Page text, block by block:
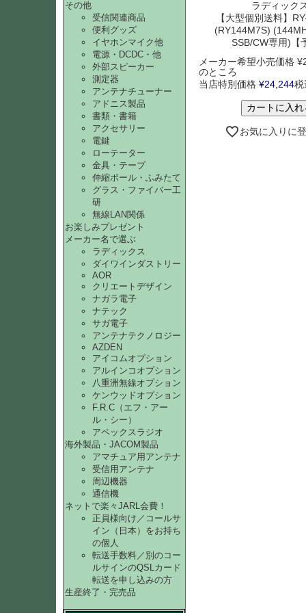
その他
受信関連商品
便利グッズ
イヤホンマイク他
電源・DCDC・他
外部スピーカー
測定器
アンテナチューナー
アドニス製品
書類・書籍
アクセサリー
電鍵
ローテーター
金具・テープ
伸縮ポール・ふみたて
グラス・ファイバー工
研
無線LAN関係
お楽しみプレゼント
メーカー名で選ぶ
ラディックス
ダイワインダストリー
AOR
クリエートデザイン
ナガラ電子
ナテック
サガ電子
アンテナテクノロジー
AZDEN
アイコムオプション
アルインコオプション
八重洲無線オプション
ケンウッドオプション
F.R.C（エフ・アー
ル・シー）
アペックスラジオ
海外製品・JACOM製品
アマチュア用アンテナ
受信用アンテナ
周辺機器
通信機
ネットで楽々JARL会費！
正員様向け／コールサ
イン（日本）をお持ち
の個人
転送手数料／別のコー
ルサインのQSLカード
転送を申し込みの方
生産終了・完売品
ラディック
【大型個別送料】
(RY144M7S)
SSB/CW専用)【
メーカー希望小売価格 ¥
のところ
当店特別価格 ¥24,244税
カートに入
お気に入りに